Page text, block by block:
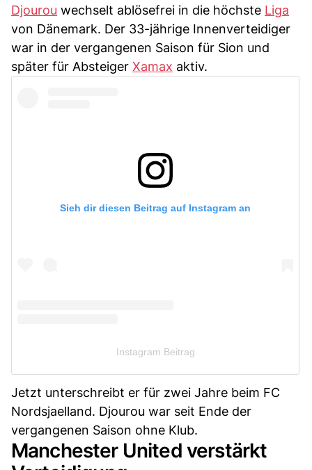
Djourou wechselt ablösefrei in die höchste Liga
von Dänemark. Der 33-jährige Innenverteidiger
war in der vergangenen Saison für Sion und
später für Absteiger Xamax aktiv.
Sieh dir diesen Beitrag auf Instagram an
Instagram Beitrag
Jetzt unterschreibt er für zwei Jahre beim FC
Nordsjaelland. Djourou war seit Ende der
vergangenen Saison ohne Klub.
Manchester United verstärkt